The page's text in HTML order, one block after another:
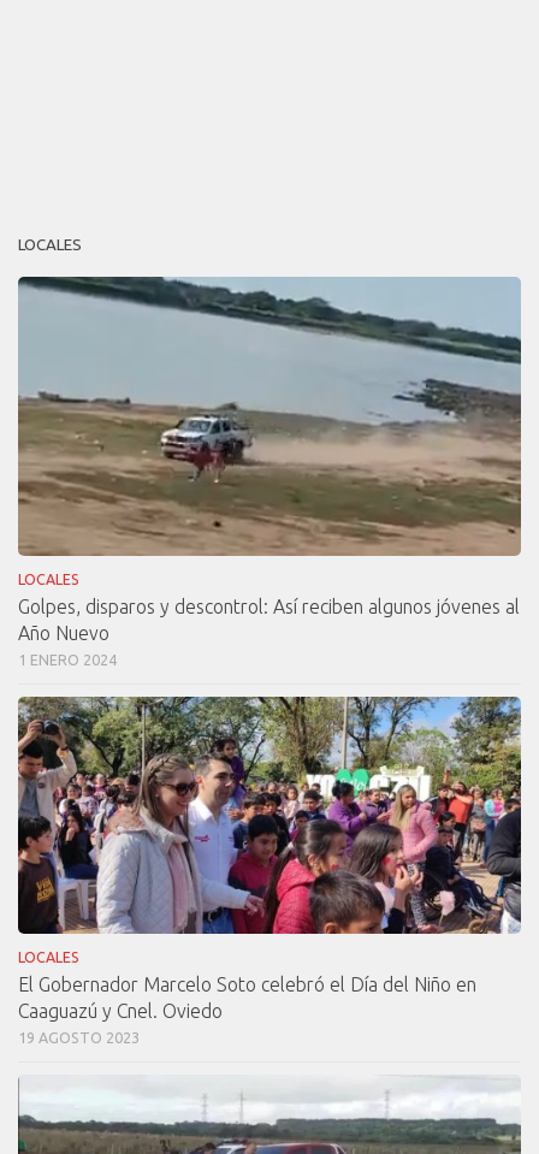
LOCALES
LOCALES
Golpes, disparos y descontrol: Así reciben algunos jóvenes al
Año Nuevo
1 ENERO 2024
LOCALES
El Gobernador Marcelo Soto celebró el Día del Niño en
Caaguazú y Cnel. Oviedo
19 AGOSTO 2023